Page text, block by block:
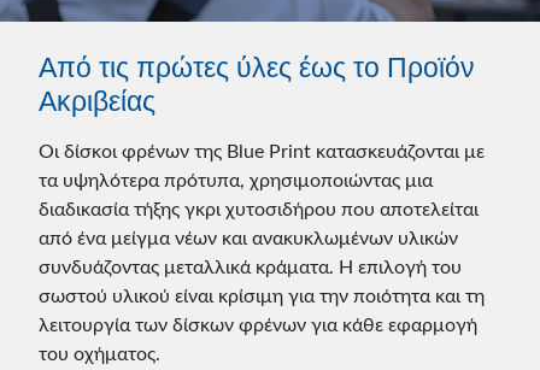
Από τις πρώτες ύλες έως το Προϊόν
Ακριβείας
Οι δίσκοι φρένων της Blue Print κατασκευάζονται με
τα υψηλότερα πρότυπα, χρησιμοποιώντας μια
διαδικασία τήξης γκρι χυτοσιδήρου που αποτελείται
από ένα μείγμα νέων και ανακυκλωμένων υλικών
συνδυάζοντας μεταλλικά κράματα. Η επιλογή του
σωστού υλικού είναι κρίσιμη για την ποιότητα και τη
λειτουργία των δίσκων φρένων για κάθε εφαρμογή
του οχήματος.